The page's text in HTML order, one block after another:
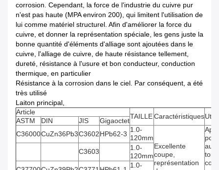
corrosion. Cependant, la force de l'industrie du cuivre pur
n'est pas haute (MPA environ 200), qui limitent l'utilisation de
lui comme matériel structurel. Afin d'améliorer la force du
cuivre, et donner la représentation spéciale, les gens juste la
bonne quantité d'éléments d'alliage sont ajoutées dans le
cuivre, l'alliage de cuivre, de haute résistance tellement,
dureté, résistance à l'usure et bon conducteur, conduction
thermique, en particulier
Résistance à la corrosion dans le ciel. Par conséquent, a été
très utilisé
Laiton principal,
Article
TAILLECaractéristiques
ASTM DIN JIS
Gigaoctet
C36000CuZn36Pb3C3602HPb62-3
1.0-
120mm
Excellente
coupe,
représentation
tour
C3603
1.0-
120mm
1.0-